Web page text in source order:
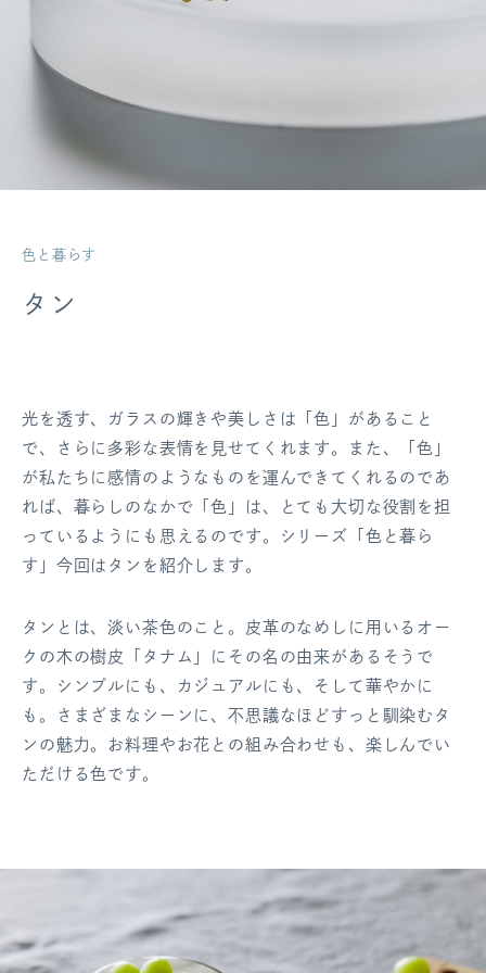
色と暮らす
タン
光を透す、ガラスの輝きや美しさは「色」があること
で、さらに多彩な表情を見せてくれます。また、「色」
が私たちに感情のようなものを運んできてくれるのであ
れば、暮らしのなかで「色」は、とても大切な役割を担
っているようにも思えるのです。シリーズ「色と暮ら
す」今回はタンを紹介します。
タンとは、淡い茶色のこと。皮革のなめしに用いるオー
クの木の樹皮「タナム」にその名の由来があるそうで
す。シンプルにも、カジュアルにも、そして華やかに
も。さまざまなシーンに、不思議なほどすっと馴染むタ
ンの魅力。お料理やお花との組み合わせも、楽しんでい
ただける色です。